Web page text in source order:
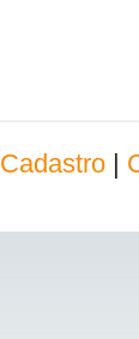
Cadastro